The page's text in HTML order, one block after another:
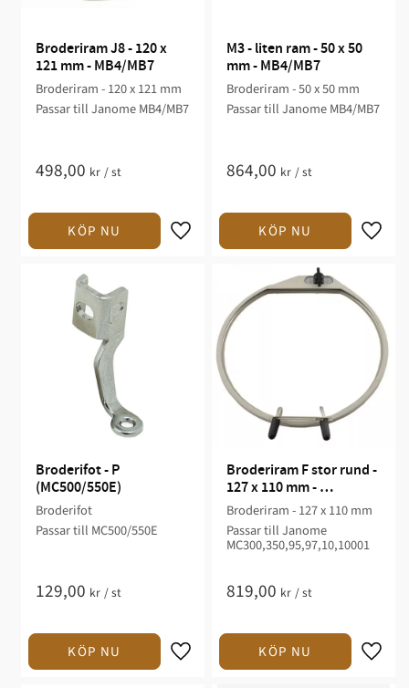
Broderiram J8 - 120 x
121 mm - MB4/MB7
Broderiram - 120 x 121 mm
Passar till Janome MB4/MB7
498,00 kr /st
M3 - liten ram - 50 x 50
mm - MB4/MB7
Broderiram - 50 x 50 mm
Passar till Janome MB4/MB7
864,00 kr /st
Broderifot - P
(MC500/550E)
Broderifot
Passar till MC500/550E
129,00 kr /st
Broderiram F stor rund -
127 x 110 mm -
MC300,350,95,97,10,1000
1
Broderiram - 127 x 110 mm
Passar till Janome
MC300,350,95,97,10,10001
819,00 kr /st